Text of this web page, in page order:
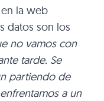
en la web
datos son los
no vamos con
tarde. Se
partiendo de
a un